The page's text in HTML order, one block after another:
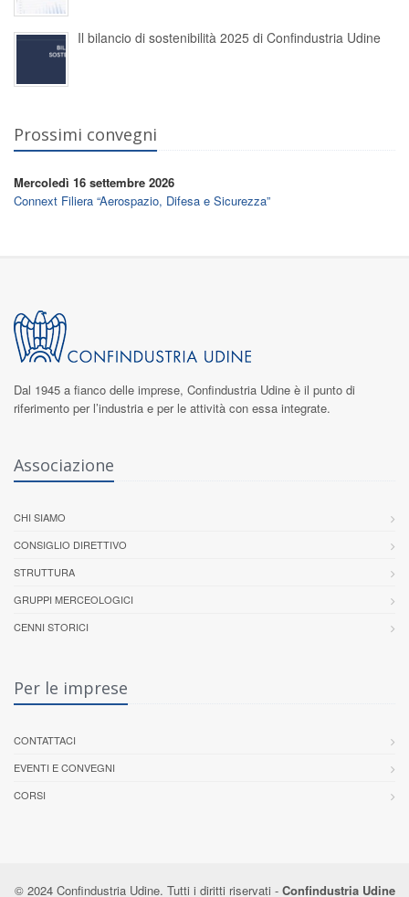
Il bilancio di sostenibilità 2025 di Confindustria Udine
Prossimi convegni
Mercoledì 16 settembre 2026
Connext Filiera “Aerospazio, Difesa e Sicurezza”
Dal 1945 a fianco delle imprese, Confindustria Udine è il punto di
riferimento per l’industria e per le attività con essa integrate.
Associazione
CHI SIAMO
CONSIGLIO DIRETTIVO
STRUTTURA
GRUPPI MERCEOLOGICI
CENNI STORICI
Per le imprese
CONTATTACI
EVENTI E CONVEGNI
CORSI
© 2024 Confindustria Udine. Tutti i diritti riservati - Confindustria Udine